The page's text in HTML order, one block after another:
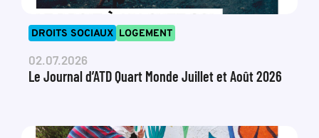
DROITS SOCIAUX LOGEMENT
02.07.2026
Le Journal d’ATD Quart Monde Juillet et Août 2026